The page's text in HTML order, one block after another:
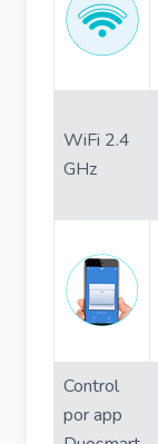
WiFi 2.4
GHz
Control
por app